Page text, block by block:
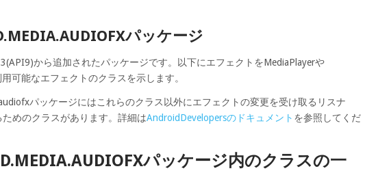
パッケージ
から追加されたパッケージです。以下にエフェクトをMediaPlayerや
可能なエフェクトのクラスを示します。
パッケージにはこれらのクラス以外にエフェクトの変更を受け取るリスナ
めのクラスがあります。詳細はAndroidDevelopersのドキュメント を参照してくだ
パッケージ内のクラスの一